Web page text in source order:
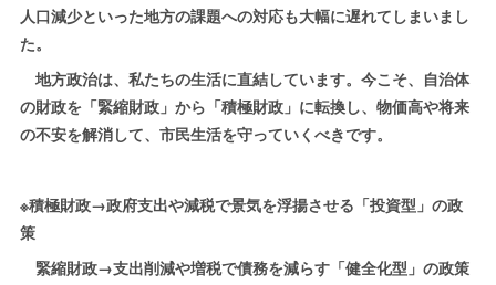
人口減少といった地方の課題への対応も大幅に遅れてしまいまし
た。
地方政治は、私たちの生活に直結しています。今こそ、自治体
の財政を「緊縮財政」から「積極財政」に転換し、物価高や将来
の不安を解消して、市民生活を守っていくべきです。
※積極財政→政府支出や減税で景気を浮揚させる「投資型」の政
策
緊縮財政→支出削減や増税で債務を減らす「健全化型」の政策